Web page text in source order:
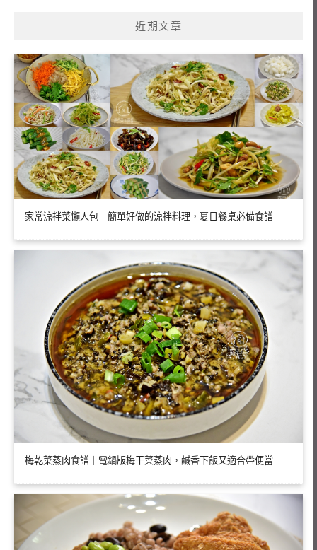
近期文章
家常涼拌菜懶人包｜簡單好做的涼拌料理，夏日餐桌必備食譜
梅乾菜蒸肉食譜｜電鍋版梅干菜蒸肉，鹹香下飯又適合帶便當